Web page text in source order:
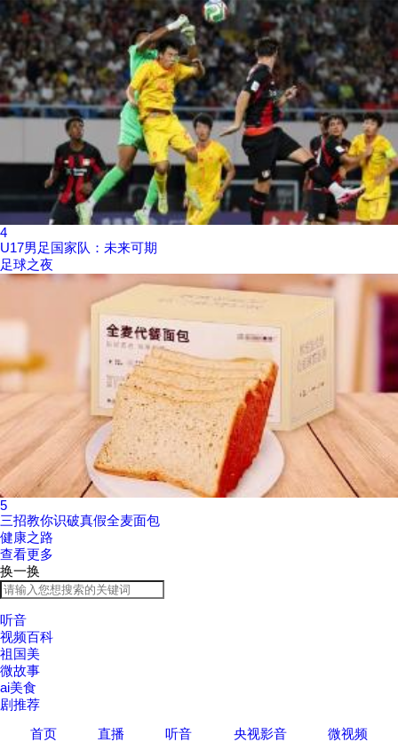
4
U17男足国家队：未来可期
足球之夜
5
三招教你识破真假全麦面包
健康之路
查看更多
换一换
听音
视频百科
祖国美
微故事
ai美食
剧推荐
首页
直播 听音 央视影音 微视频